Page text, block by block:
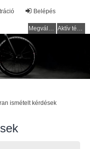
Belépés
Megválaszolatlan témák Aktív témák
ismételt kérdések